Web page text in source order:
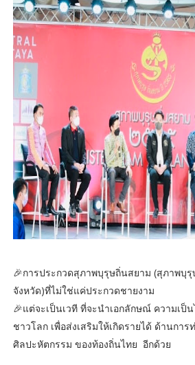
🎉การประกวดสุภาพบุรุษถิ่นสยาม (สุภาพบุ
จังหวัด)ที่ไม่ใช่แค่ประกวดชายงาม
🎉แต่จะเป็นเวที ที่จะนำเอกลักษณ์ ความเป็
ชาวโลก เพื่อส่งเสริมให้เกิดรายได้ ด้านกา
ศิลปะหัตกรรม ของท้องถิ่นไทย อีกด้วย